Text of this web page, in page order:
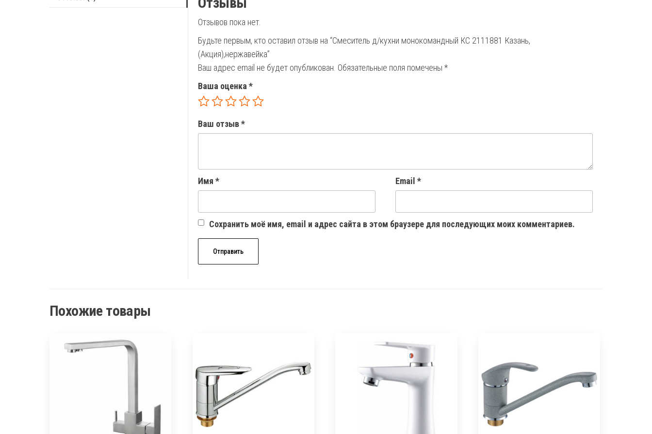
Отзывов пока нет.
Будьте первым, кто оставил отзыв на “Смеситель д/кухни монокомандный КС 2111881 Казань,
(Акция),нержавейка”
Ваш адрес email не будет опубликован. Обязательные поля помечены *
Ваша оценка *
Ваш отзыв*
Имя * Email *
Сохранить моё имя, email и адрес сайта в этом браузере для последующих моих комментариев.
Похожие товары